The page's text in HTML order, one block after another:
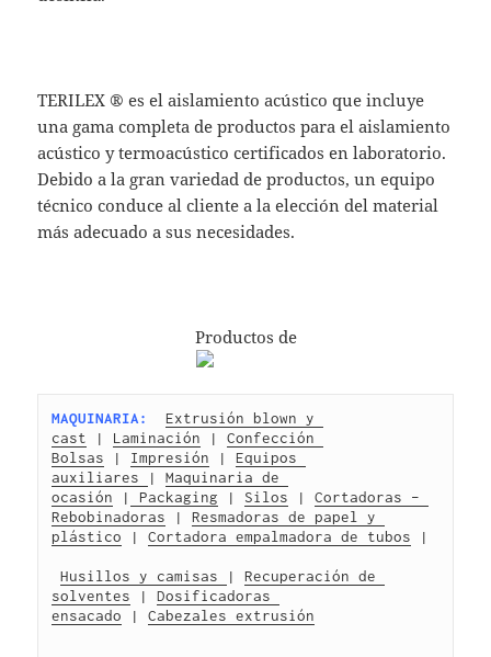
TERILEX ® es el aislamiento acústico que incluye
una gama completa de productos para el aislamiento
acústico y termoacústico certificados en laboratorio.
Debido a la gran variedad de productos, un equipo
técnico conduce al cliente a la elección del material
más adecuado a sus necesidades.
Productos de
MAQUINARIA:
Extrusión blown y
cast | Laminación | Confección
Bolsas | Impresión | Equipos
auxiliares
| Maquinaria de
ocasión | Packaging | Silos | Cortadoras –
Rebobinadoras | Resmadoras de papel y
plástico | Cortadora empalmadora de tubos |
Husillos y camisas | Recuperación de
solventes | Dosificadoras
ensacado | Cabezales extrusión